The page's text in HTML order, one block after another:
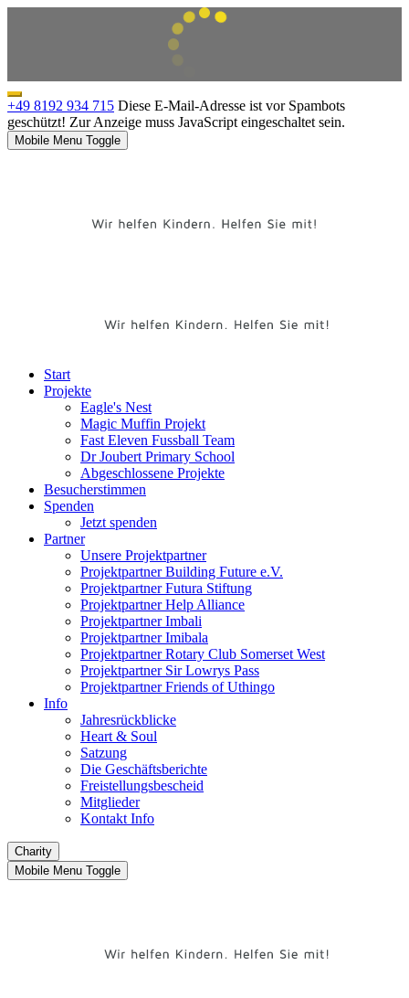
+49 8192 934 715 Diese E-Mail-Adresse ist vor Spambots
geschützt! Zur Anzeige muss JavaScript eingeschaltet sein.
Mobile Menu Toggle
Start
Projekte
Eagle's Nest
Magic Muffin Projekt
Fast Eleven Fussball Team
Dr Joubert Primary School
Abgeschlossene Projekte
Besucherstimmen
Spenden
Jetzt spenden
Partner
Unsere Projektpartner
Projektpartner Building Future e.V.
Projektpartner Futura Stiftung
Projektpartner Help Alliance
Projektpartner Imbali
Projektpartner Imibala
Projektpartner Rotary Club Somerset West
Projektpartner Sir Lowrys Pass
Projektpartner Friends of Uthingo
Info
Jahresrückblicke
Heart & Soul
Satzung
Die Geschäftsberichte
Freistellungsbescheid
Mitglieder
Kontakt Info
Charity
Mobile Menu Toggle